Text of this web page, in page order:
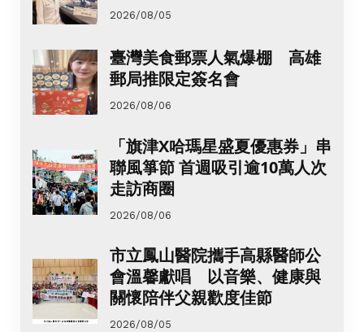
2026/08/05
臺灣美食郵票人氣爆棚 高雄
郵局推限定簽名會
2026/08/06
「旗津X哈瑪星盛夏優惠券」串
聯風箏節 首週吸引逾10萬人次
走訪商圈
2026/08/06
市立鳳山醫院攜手高縣醫師公
會溫馨獻唱 以音樂、健康與
關懷陪伴父親歡度佳節
2026/08/05